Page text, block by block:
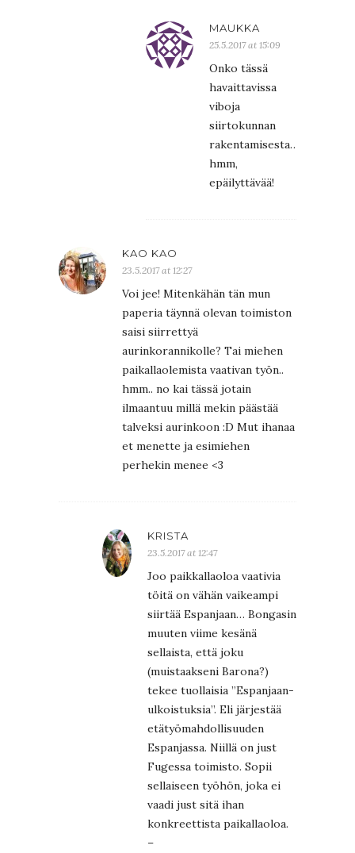
MAUKKA
25.5.2017 at 15:09
Onko tässä
havaittavissa
viboja
siirtokunnan
rakentamisesta…
hmm,
epäilyttävää!
KAO KAO
23.5.2017 at 12:27
Voi jee! Mitenkähän tän mun
paperia täynnä olevan toimiston
saisi siirrettyä
aurinkorannikolle? Tai miehen
paikallaolemista vaativan työn..
hmm.. no kai tässä jotain
ilmaantuu millä mekin päästää
talveksi aurinkoon :D Mut ihanaa
et menette ja esimiehen
perhekin menee <3
KRISTA
23.5.2017 at 12:47
Joo paikkallaoloa vaativia
töitä on vähän vaikeampi
siirtää Espanjaan… Bongasin
muuten viime kesänä
sellaista, että joku
(muistaakseni Barona?)
tekee tuollaisia ”Espanjaan-
ulkoistuksia”. Eli järjestää
etätyömahdollisuuden
Espanjassa. Niillä on just
Fugessa toimisto. Sopii
sellaiseen työhön, joka ei
vaadi just sitä ihan
konkreettista paikallaoloa.
–